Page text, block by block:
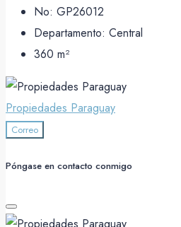
No: GP26012
Departamento: Central
360 m²
Propiedades Paraguay
Correo
Póngase en contacto conmigo